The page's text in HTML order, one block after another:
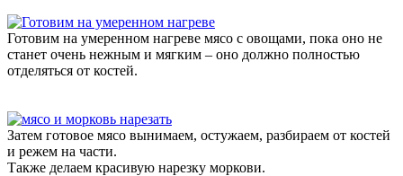
Готовим на умеренном нагреве мясо с овощами, пока оно не
станет очень нежным и мягким – оно должно полностью
отделяться от костей.
Затем готовое мясо вынимаем, остужаем, разбираем от костей
и режем на части.
Также делаем красивую нарезку моркови.